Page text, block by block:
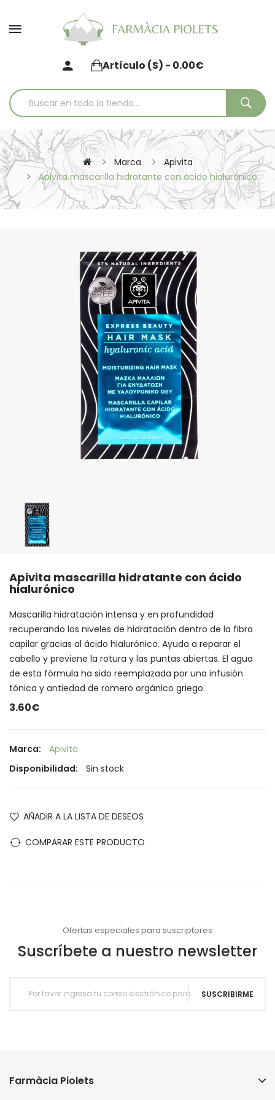
Artículo (s) - 0.00€
Marca
Apivita
Apivita mascarilla hidratante con ácido hialurónico
Apivita mascarilla hidratante con ácido
hialurónico
Mascarilla hidratación intensa y en profundidad
recuperando los niveles de hidratación dentro de la fibra
capilar gracias al ácido hialurónico. Ayuda a reparar el
cabello y previene la rotura y las puntas abiertas. El agua
de esta fórmula ha sido reemplazada por una infusión
tónica y antiedad de romero orgánico griego.
3.60€
Marca:
Apivita
Disponibilidad:
Sin stock
AÑADIR A LA LISTA DE DESEOS
COMPARAR ESTE PRODUCTO
Ofertas especiales para suscriptores
Suscríbete a nuestro newsletter
SUSCRIBIRME
Farmàcia Piolets